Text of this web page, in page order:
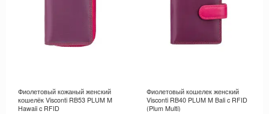
Фиолетовый кожаный женский
кошелёк Visconti RB53 PLUM M
Hawaii c RFID
Фиолетовый кошелек женский
Visconti RB40 PLUM M Bali c RFID
(Plum Multi)